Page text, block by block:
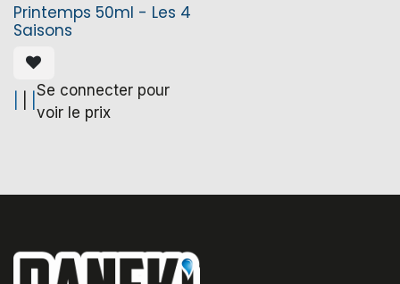
Printemps 50ml - Les 4
Saisons
Se connecter pour
voir le prix